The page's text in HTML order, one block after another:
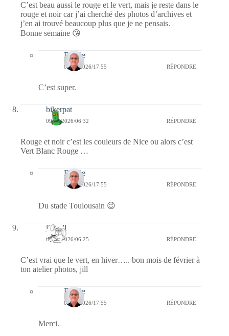
C’est beau aussi le rouge et le vert, mais je reste dans le
rouge et noir car j’ai cherché des photos d’archives et
j’en ai trouvé beaucoup plus que je ne pensais.
Bonne semaine 😘
Bernie
09/02/2026/17:55 RÉPONDRE
C’est super.
bikerpat
09/02/2026/06:32 RÉPONDRE
Rouge et noir c’est les couleurs de Nice ou alors c’est
Vert Blanc Rouge …
Bernie
09/02/2026/17:55 RÉPONDRE
Du stade Toulousain 😉
jill bill
09/02/2026/06:25 RÉPONDRE
C’est vrai que le vert, en hiver….. bon mois de février à
ton atelier photos, jill
Bernie
09/02/2026/17:55 RÉPONDRE
Merci.